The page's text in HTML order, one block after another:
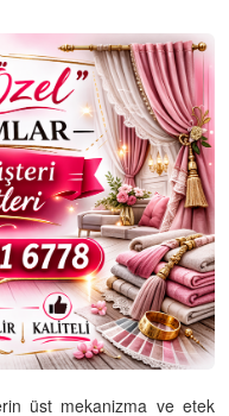
üst mekanizma ve etek